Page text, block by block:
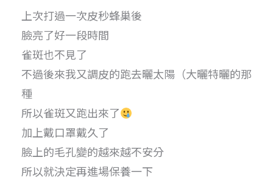
上次打過一次皮秒蜂巢後
臉亮了好一段時間
雀斑也不見了
不過後來我又調皮的跑去曬太陽（大曬特曬的那
種
所以雀斑又跑出來了
加上戴口罩戴久了
臉上的毛孔變的越來越不安分
所以就決定再進場保養一下